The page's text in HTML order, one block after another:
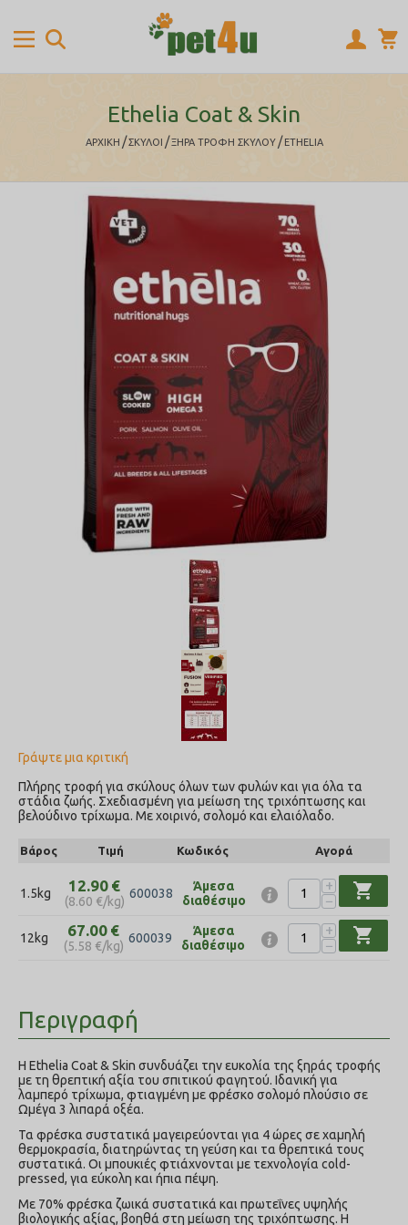
Ethelia Coat & Skin
ΑΡΧΙΚΉ / ΣΚΥΛΟΙ / ΞΗΡΑ ΤΡΟΦΗ ΣΚΥΛΟΥ / ETHELIA
Γράψτε μια κριτική
Πλήρης τροφή για σκύλους όλων των φυλών και για όλα τα
στάδια ζωής. Σχεδιασμένη για μείωση της τριχόπτωσης και
βελούδινο τρίχωμα. Με χοιρινό, σολομό και ελαιόλαδο.
Βάρος Τιμή Κωδικός Αγορά
1.5kg 12.90 €
(8.60 €/kg)
600038
Άμεσα
διαθέσιμο
+
−
shopping_cart
12kg 67.00 €
(5.58 €/kg)
600039
Άμεσα
διαθέσιμο
+
−
shopping_cart
Περιγραφή
Η Ethelia Coat & Skin συνδυάζει την ευκολία της ξηράς τροφής
με τη θρεπτική αξία του σπιτικού φαγητού. Ιδανική για
λαμπερό τρίχωμα, φτιαγμένη με φρέσκο σολομό πλούσιο σε
Ωμέγα 3 λιπαρά οξέα.
Τα φρέσκα συστατικά μαγειρεύονται για 4 ώρες σε χαμηλή
θερμοκρασία, διατηρώντας τη γεύση και τα θρεπτικά τους
συστατικά. Οι μπουκιές φτιάχνονται με τεχνολογία cold-
pressed, για εύκολη και ήπια πέψη.
Με 70% φρέσκα ζωικά συστατικά και πρωτεΐνες υψηλής
βιολογικής αξίας, βοηθά στη μείωση της τριχόπτωσης. Η